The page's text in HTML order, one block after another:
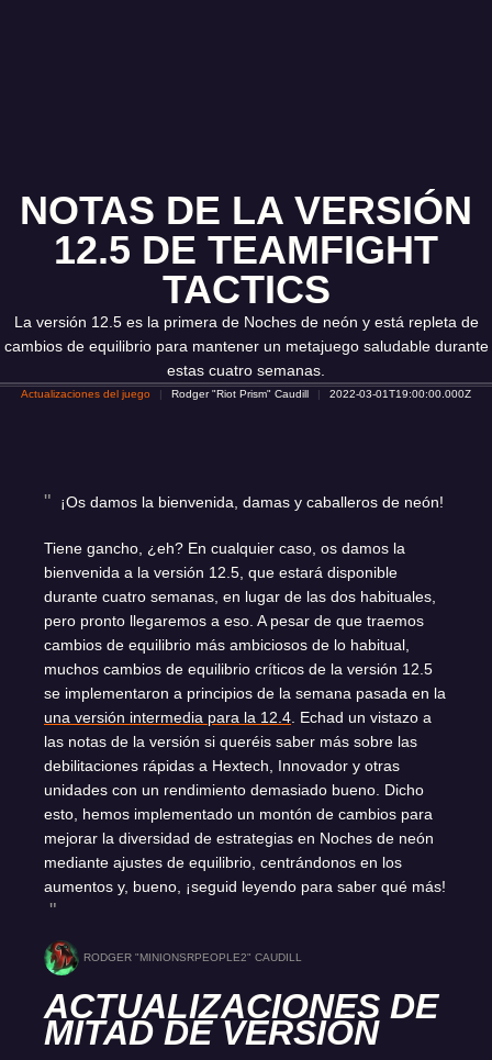
NOTAS DE LA VERSIÓN
12.5 DE TEAMFIGHT
TACTICS
La versión 12.5 es la primera de Noches de neón y está repleta de
cambios de equilibrio para mantener un metajuego saludable durante
estas cuatro semanas.
Actualizaciones del juego Rodger "Riot Prism" Caudill 2022-03-01T19:00:00.000Z
¡Os damos la bienvenida, damas y caballeros de neón!
Tiene gancho, ¿eh? En cualquier caso, os damos la
bienvenida a la versión 12.5, que estará disponible
durante cuatro semanas, en lugar de las dos habituales,
pero pronto llegaremos a eso. A pesar de que traemos
cambios de equilibrio más ambiciosos de lo habitual,
muchos cambios de equilibrio críticos de la versión 12.5
se implementaron a principios de la semana pasada en la
una versión intermedia para la 12.4 . Echad un vistazo a
las notas de la versión si queréis saber más sobre las
debilitaciones rápidas a Hextech, Innovador y otras
unidades con un rendimiento demasiado bueno. Dicho
esto, hemos implementado un montón de cambios para
mejorar la diversidad de estrategias en Noches de neón
mediante ajustes de equilibrio, centrándonos en los
aumentos y, bueno, ¡seguid leyendo para saber qué más!
RODGER "MINIONSRPEOPLE2" CAUDILL
ACTUALIZACIONES DE
MITAD DE VERSIÓN